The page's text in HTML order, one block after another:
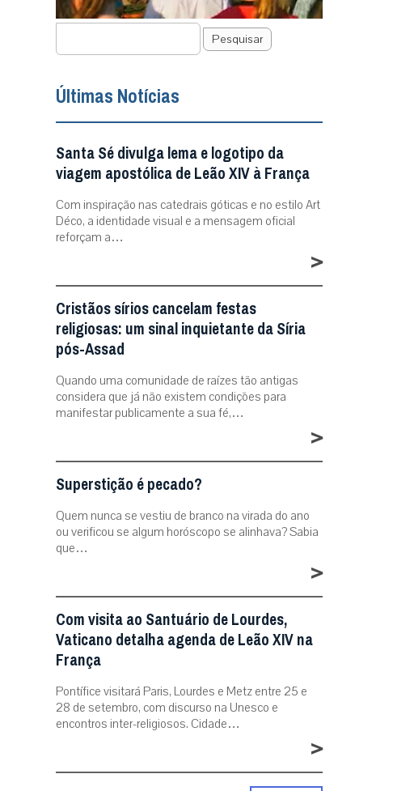
Pesquisar
Últimas Notícias
Santa Sé divulga lema e logotipo da
viagem apostólica de Leão XIV à França
Com inspiração nas catedrais góticas e no estilo Art
Déco, a identidade visual e a mensagem oficial
reforçam a…
>
Cristãos sírios cancelam festas
religiosas: um sinal inquietante da Síria
pós-Assad
Quando uma comunidade de raízes tão antigas
considera que já não existem condições para
manifestar publicamente a sua fé,…
>
Superstição é pecado?
Quem nunca se vestiu de branco na virada do ano
ou verificou se algum horóscopo se alinhava? Sabia
que…
>
Com visita ao Santuário de Lourdes,
Vaticano detalha agenda de Leão XIV na
França
Pontífice visitará Paris, Lourdes e Metz entre 25 e
28 de setembro, com discurso na Unesco e
encontros inter-religiosos. Cidade…
>